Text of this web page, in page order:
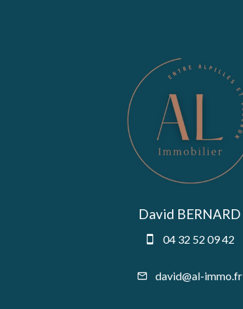
David BERNARD
04 32 52 09 42
david@al-immo.fr